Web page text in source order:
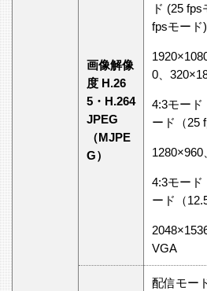
画像解像
度 H.26
5・H.264
JPEG
（MJPE
G）
ド (25
fpsモード)
0、
4:3モード
ード（25
4:3モード
ード（
VGA
配信モー